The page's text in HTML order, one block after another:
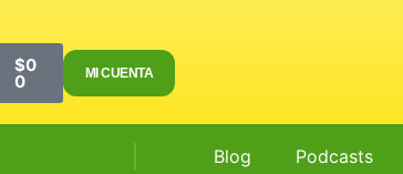
$0
0 MI CUENTA
Blog Podcasts